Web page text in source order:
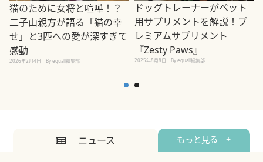
猫のために女将と喧嘩！？
二子山親方が語る「猫の幸
せ」と3匹への愛が深すぎて
感動
2026年2月4日 By equall編集部
ドッグトレーナーがペット
用サプリメントを解説！プ
レミアムサプリメント
『Zesty Paws』
2025年8月8日 By equall編集部
ニュース もっと見る +